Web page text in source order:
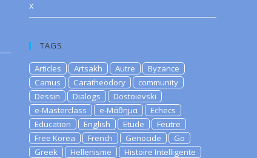
X
TAGS
Articles Artsakh Autre
Byzance
Camus
Caratheodory
community
Dessin
Dialogs
Dostoievski
e-Masterclass
e-Μάθημα
Echecs
Education
English Etude
Feutre
Free Korea
French Genocide
Go
Greek
Hellenisme
Histoire Intelligente